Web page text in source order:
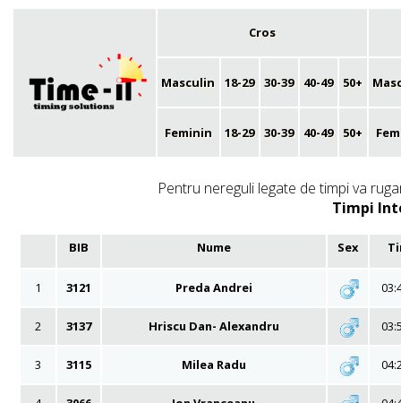
Cros
Masculin 18-29 30-39 40-49 50+
Feminin 18-29 30-39 40-49 50+
Pentru nereguli legate de timpi va
Timpi